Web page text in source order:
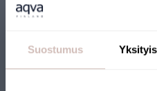
Suostumus